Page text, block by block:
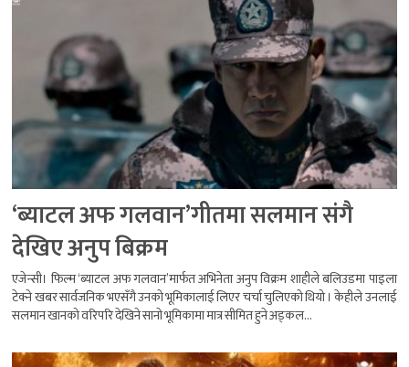
‘ब्याटल अफ गलवान’गीतमा सलमान संगै
देखिए अनुप बिक्रम
एजेन्सी। फिल्म ‘ब्याटल अफ गलवान’मार्फत अभिनेता अनुप विक्रम शाहीले बलिउडमा पाइला
टेक्ने खबर सार्वजनिक भएसँगै उनको भूमिकालाई लिएर चर्चा चुलिएको थियो । केहीले उनलाई
सलमान खानको वरिपरि देखिने सानो भूमिकामा मात्र सीमित हुने अड्कल...